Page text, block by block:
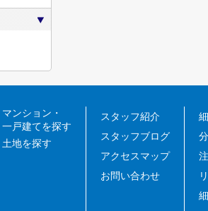
マンション・
一戸建てを探す
土地を探す
スタッフ紹介
スタッフブログ
アクセスマップ
お問い合わせ